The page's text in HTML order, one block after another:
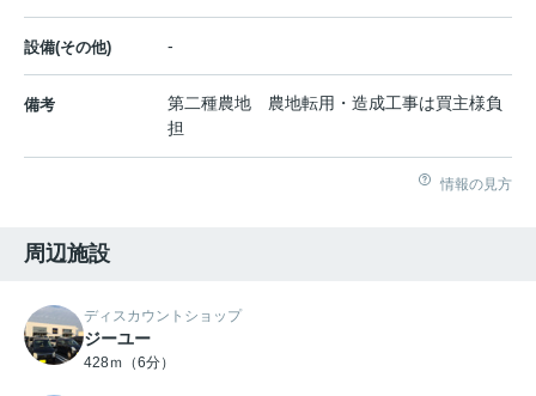
設備(その他) -
備考
第二種農地 農地転用・造成工事は買主様負
担
情報の見方
周辺施設
ディスカウントショップ
ジーユー
428ｍ（6分）